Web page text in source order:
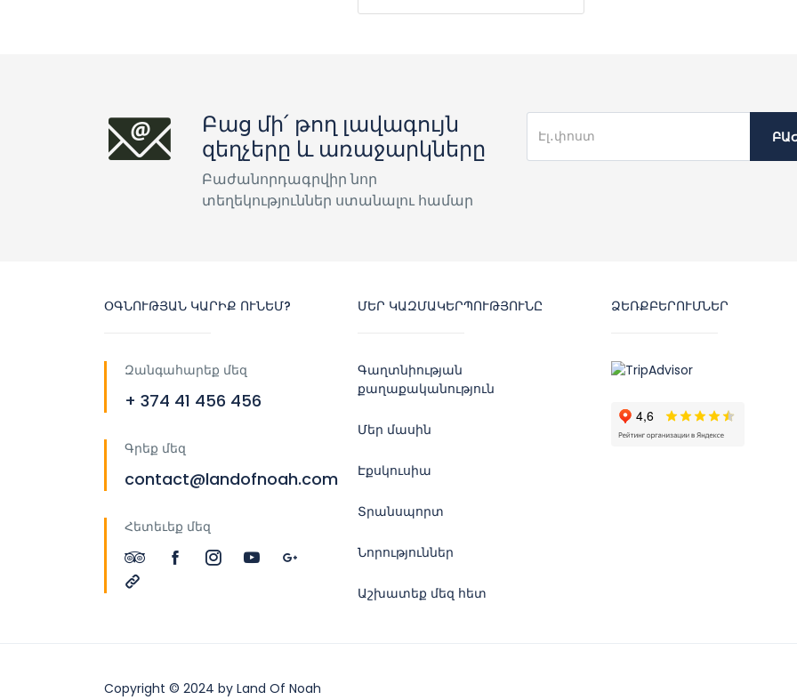
Բաց մի՛ թող լավագույն
զեղչերը և առաջարկները
Բաժանորդագրվիր նոր
տեղեկություններ ստանալու համար
ՕԳՆՈՒԹՅԱՆ ԿԱՐԻՔ ՈՒՆԵՄ?
Զանգահարեք մեզ
+ 374 41 456 456
Գրեք մեզ
contact@landofnoah.com
Հետեւեք մեզ
ՄԵՐ ԿԱԶՄԱԿԵՐՊՈՒԹՅՈՒՆԸ
Գաղտնիության
քաղաքականություն
Մեր մասին
Էքսկուսիա
Տրանսպորտ
Նորություններ
Աշխատեք մեզ հետ
ՁԵՌՔԲԵՐՈՒՄՆԵՐ
Copyright © 2024 by Land Of Noah